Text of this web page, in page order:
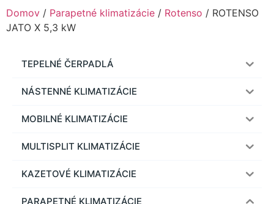
Domov / Parapetné klimatizácie / Rotenso / ROTENSO
JATO X 5,3 kW
TEPELNÉ ČERPADLÁ
NÁSTENNÉ KLIMATIZÁCIE
MOBILNÉ KLIMATIZÁCIE
MULTISPLIT KLIMATIZÁCIE
KAZETOVÉ KLIMATIZÁCIE
PARAPETNÉ KLIMATIZÁCIE